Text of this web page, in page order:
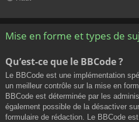
Mise en forme et types de
Qu’est-ce que le BBCode ?
Le BBCode est une implémentation
un meilleur contrôle sur la mise en
BBCode est déterminée par les
également possible de la désactiver
formulaire de rédaction. Le BBCode